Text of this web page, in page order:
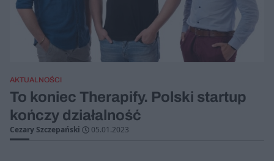
AKTUALNOŚCI
To koniec Therapify. Polski startup
kończy działalność
Cezary Szczepański 05.01.2023